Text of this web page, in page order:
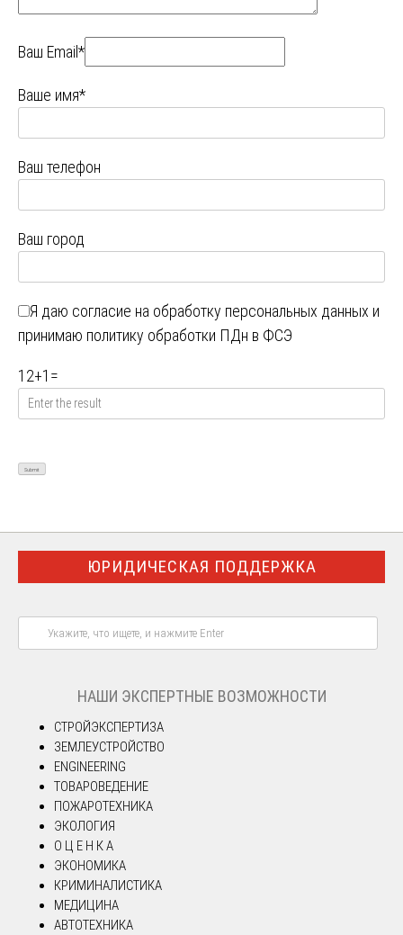
Ваш Email*
Ваше имя*
Ваш телефон
Ваш город
Я даю согласие на обработку персональных данных и
принимаю политику обработки ПДн в ФСЭ
12+1 =
ЮРИДИЧЕСКАЯ ПОДДЕРЖКА
НАШИ ЭКСПЕРТНЫЕ ВОЗМОЖНОСТИ
СТРОЙЭКСПЕРТИЗА
ЗЕМЛЕУСТРОЙСТВО
ENGINEERING
ТОВАРОВЕДЕНИЕ
ПОЖАРОТЕХНИКА
ЭКОЛОГИЯ
О Ц Е Н К А
ЭКОНОМИКА
КРИМИНАЛИСТИКА
МЕДИЦИНА
АВТОТЕХНИКА